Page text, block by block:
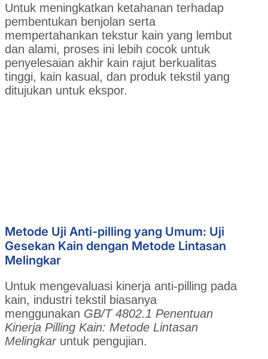
Untuk meningkatkan ketahanan terhadap
pembentukan benjolan serta
mempertahankan tekstur kain yang lembut
dan alami, proses ini lebih cocok untuk
penyelesaian akhir kain rajut berkualitas
tinggi, kain kasual, dan produk tekstil yang
ditujukan untuk ekspor.
Metode Uji Anti-pilling yang Umum: Uji
Gesekan Kain dengan Metode Lintasan
Melingkar
Untuk mengevaluasi kinerja anti-pilling pada
kain, industri tekstil biasanya
menggunakan GB/T 4802.1 Penentuan
Kinerja Pilling Kain: Metode Lintasan
Melingkaruntuk pengujian.